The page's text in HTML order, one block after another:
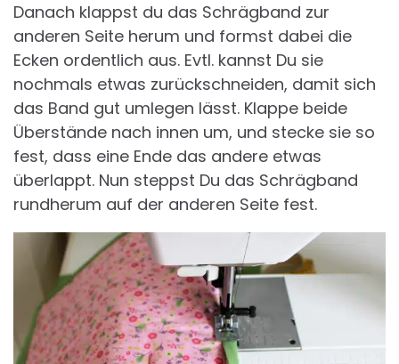
Danach klappst du das Schrägband zur
anderen Seite herum und formst dabei die
Ecken ordentlich aus. Evtl. kannst Du sie
nochmals etwas zurückschneiden, damit sich
das Band gut umlegen lässt. Klappe beide
Überstände nach innen um, und stecke sie so
fest, dass eine Ende das andere etwas
überlappt. Nun steppst Du das Schrägband
rundherum auf der anderen Seite fest.